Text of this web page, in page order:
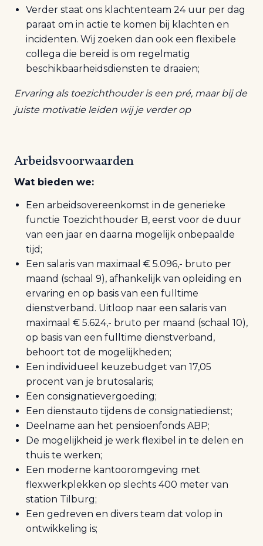
Verder staat ons klachtenteam 24 uur per dag
paraat om in actie te komen bij klachten en
incidenten. Wij zoeken dan ook een flexibele
collega die bereid is om regelmatig
beschikbaarheidsdiensten te draaien;
Ervaring als toezichthouder is een pré, maar bij de
juiste motivatie leiden wij je verder op
Arbeidsvoorwaarden
Wat bieden we:
Een arbeidsovereenkomst in de generieke
functie Toezichthouder B, eerst voor de duur
van een jaar en daarna mogelijk onbepaalde
tijd;
Een salaris van maximaal € 5.096,- bruto per
maand (schaal 9), afhankelijk van opleiding en
ervaring en op basis van een fulltime
dienstverband. Uitloop naar een salaris van
maximaal € 5.624,- bruto per maand (schaal 10),
op basis van een fulltime dienstverband,
behoort tot de mogelijkheden;
Een individueel keuzebudget van 17,05
procent van je brutosalaris;
Een consignatievergoeding;
Een dienstauto tijdens de consignatiedienst;
Deelname aan het pensioenfonds ABP;
De mogelijkheid je werk flexibel in te delen en
thuis te werken;
Een moderne kantooromgeving met
flexwerkplekken op slechts 400 meter van
station Tilburg;
Een gedreven en divers team dat volop in
ontwikkeling is;